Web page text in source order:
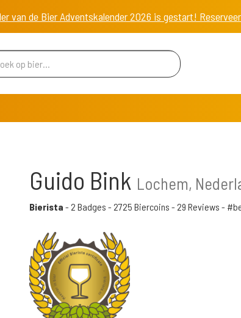
van de Bier Adventskalender 2026 is gestart!
Guido Bink Lochem,
Bierista - 2 Badges - 2725 Biercoins - 29 Reviews -